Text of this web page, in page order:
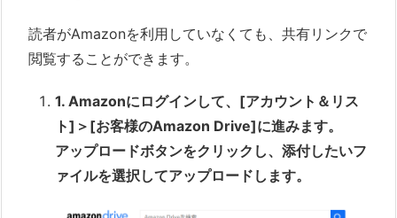
読者がAmazonを利用していなくても、共有リンクで
閲覧することができます。
1. Amazonにログインして、[アカウント＆リス
ト]＞[お客様のAmazon Drive]に進みます。
アップロードボタンをクリックし、添付したいフ
ァイルを選択してアップロードします。